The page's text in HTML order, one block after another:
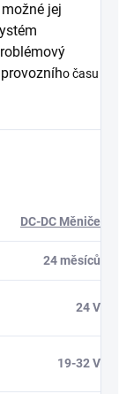
jej
o času
DC-DC Měniče
24 měsíců
24 V
19-32 V